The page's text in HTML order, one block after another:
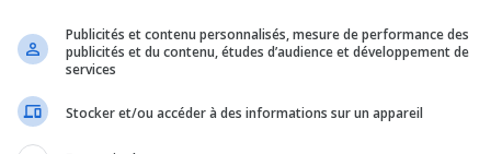
il faudra attendre encore plusieurs années avant de
des restaurants et un parc central.
Publicités et contenu personnalisés, mesure de performance des
publicités et du contenu, études d’audience et développement de
services
Stocker et/ou accéder à des informations sur un appareil